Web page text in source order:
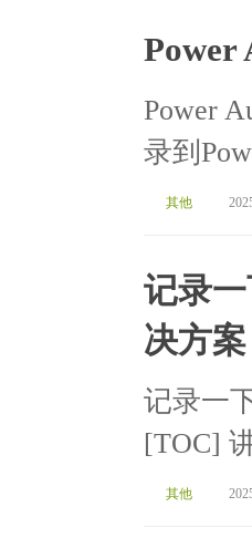
Power
Power
录到
其他
记录
决方案
记录一
[TOC]
其他